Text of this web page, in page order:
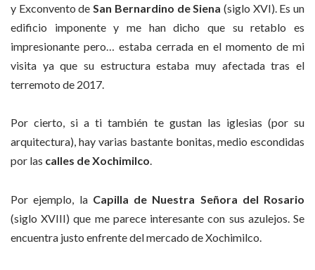
y Exconvento deSan Bernardino de Siena (siglo XVI). Es un
edificio imponente y me han dicho que su retablo es
impresionante pero… estaba cerrada en el momento de mi
visita ya que su estructura estaba muy afectada tras el
terremoto de 2017.
Por cierto, si a ti también te gustan las iglesias (por su
arquitectura), hay varias bastante bonitas, medio escondidas
por las calles de Xochimilco.
Por ejemplo, la Capilla de Nuestra Señora del Rosario
(siglo XVIII) que me parece interesante con sus azulejos. Se
encuentra justo enfrente del mercado de Xochimilco.